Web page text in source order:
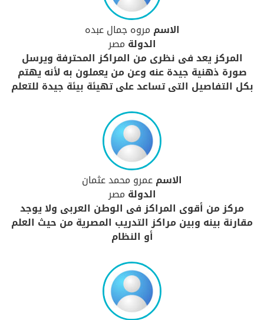
الاسم مروه جمال عبده
الدولة مصر
المركز يعد فى نظرى من المراكز المحترفة ويرسل
صورة ذهنية جيدة عنه وعن من يعملون به لأنه يهتم
بكل التفاصيل التى تساعد على تهيئة بيئة جيدة للتعلم
الاسمعمرو محمد عثمان
الدولة مصر
مركز من أقوى المراكز فى الوطن العربى ولا يوجد
مقارنة بينه وبين مراكز التدريب المصرية من حيث العلم
أو النظام